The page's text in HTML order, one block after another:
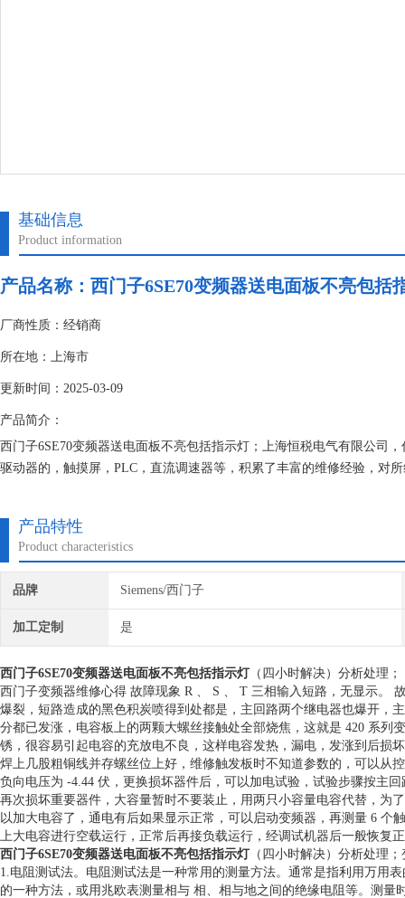
基础信息
Product information
产品名称： 西门子6SE70变频器送电面板不亮包括
厂商性质：经销商
所在地：上海市
更新时间：2025-03-09
产品简介：
西门子6SE70变频器送电面板不亮包括指示灯；上海恒税电气有限公司
驱动器的，触摸屏，PLC，直流调速器等，积累了丰富的维修经验，对
产品特性
Product characteristics
品牌 Siemens/西门子
加工定制 是
西门子6SE70变频器送电面板不亮包括指示灯（四小时解决）分析处理；
西门子变频器维修心得 故障现象 R 、 S 、 T 三相输入短路，无显示。
爆裂，短路造成的黑色积炭喷得到处都是，主回路两个继电器也爆开，
分都已发涨，电容板上的两颗大螺丝接触处全部烧焦，这就是 420 系
锈，很容易引起电容的充放电不良，这样电容发热，漏电，发涨到后损
焊上几股粗铜线并存螺丝位上好，维修触发板时不知道参数的，可以从
负向电压为 -4.44 伏，更换损坏器件后，可以加电试验，试验步骤按主
再次损坏重要器件，大容量暂时不要装止，用两只小容量电容代替，为
以加大电容了，通电有后如果显示正常，可以启动变频器，再测量 6
上大电容进行空载运行，正常后再接负载运行，经调试机器后一般恢复
西门子6SE70变频器送电面板不亮包括指示灯（四小时解决）分析处理
1.电阻测试法。电阻测试法是一种常用的测量方法。通常是指利用万用
的一种方法，或用兆欧表测量相与 相、相与地之间的绝缘电阻等。测